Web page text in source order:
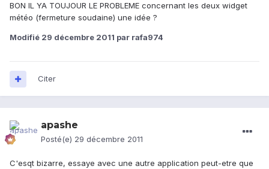
BON IL YA TOUJOUR LE PROBLEME concernant les deux widget
météo (fermeture soudaine) une idée ?
Modifié 29 décembre 2011 par rafa974
Citer
apashe
Posté(e) 29 décembre 2011
C'esqt bizarre, essaye avec une autre application peut-etre que